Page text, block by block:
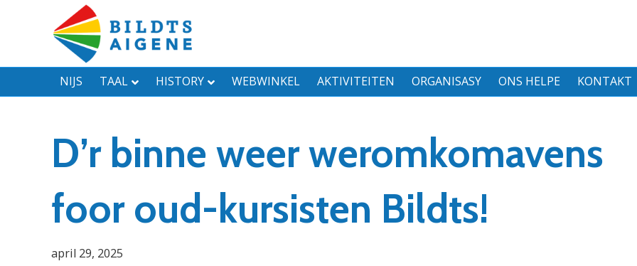
NIJS TAAL HISTORY WEBWINKEL AKTIVITEITEN ORGANISASY ONS HELPE KONTAKT
D’r binne weer weromkomavens
foor oud-kursisten Bildts!
april 29, 2025